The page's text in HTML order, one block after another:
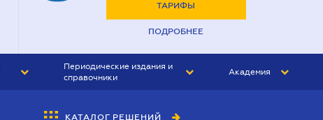
ТАРИФЫ
ПОДРОБНЕЕ
Периодические издания и
справочники
Академия
КАТАЛОГ РЕШЕНИЙ